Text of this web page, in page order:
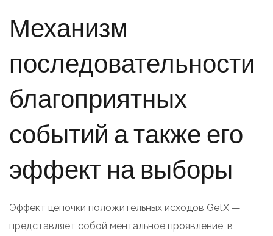
Механизм
последовательности
благоприятных
событий а также его
эффект на выборы
Эффект цепочки положительных исходов GetX —
представляет собой ментальное проявление, в